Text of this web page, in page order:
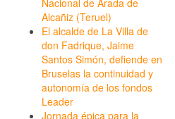
Alcañiz (Teruel)
El alcalde de La Villa de
don Fadrique, Jaime
Santos Simón, defiende en
Bruselas la continuidad y
autonomía de los fondos
Leader
Jornada épica para la